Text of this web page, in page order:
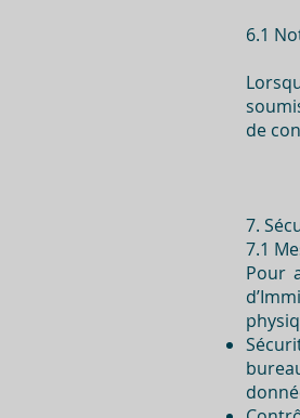
6.1
de
7.
7.1
Pour